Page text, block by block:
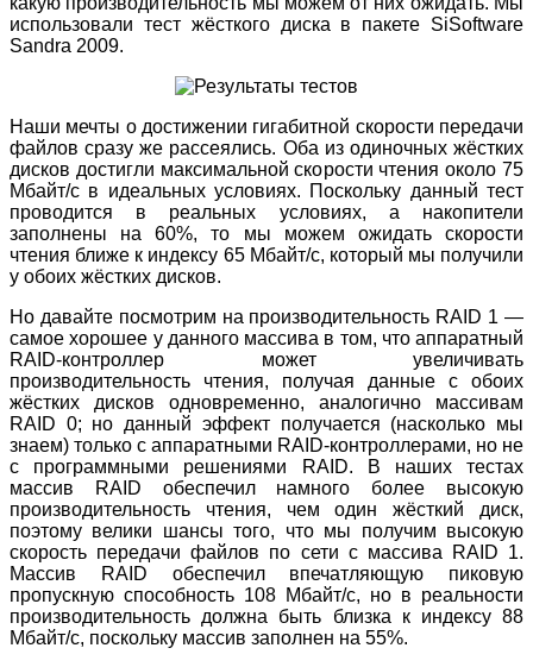
использовали тест жёсткого диска в пакете SiSoftware
Sandra 2009.
Наши мечты о достижении гигабитной скорости передачи
файлов сразу же рассеялись. Оба из одиночных жёстких
дисков достигли максимальной скорости чтения около 75
Мбайт/с в идеальных условиях. Поскольку данный тест
проводится в реальных условиях, а накопители
заполнены на 60%, то мы можем ожидать скорости
чтения ближе к индексу 65 Мбайт/с, который мы получили
у обоих жёстких дисков.
Но давайте посмотрим на производительность RAID 1 —
самое хорошее у данного массива в том, что аппаратный
RAID-контроллер может увеличивать
производительность чтения, получая данные с обоих
жёстких дисков одновременно, аналогично массивам
RAID 0; но данный эффект получается (насколько мы
знаем) только с аппаратными RAID-контроллерами, но не
с программными решениями RAID. В наших тестах
массив RAID обеспечил намного более высокую
производительность чтения, чем один жёсткий диск,
поэтому велики шансы того, что мы получим высокую
скорость передачи файлов по сети с массива RAID 1.
Массив RAID обеспечил впечатляющую пиковую
пропускную способность 108 Мбайт/с, но в реальности
производительность должна быть близка к индексу 88
Мбайт/с, поскольку массив заполнен на 55%.